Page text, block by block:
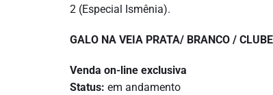
2 (Especial Ismênia).
GALO NA VEIA PRATA/ BRANCO /
Venda on-line exclusiva
Status: em andamento